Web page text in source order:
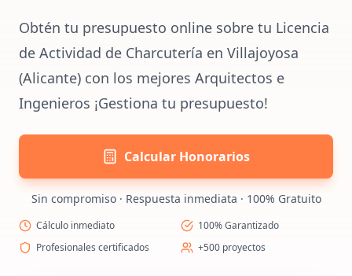
Obtén tu presupuesto online sobre tu Licencia
de Actividad de Charcutería en Villajoyosa
(Alicante) con los mejores Arquitectos e
Ingenieros ¡Gestiona tu presupuesto!
Calcular Honorarios
Sin compromiso · Respuesta inmediata · 100% Gratuito
Cálculo inmediato
100% Garantizado
Profesionales certificados
+500 proyectos